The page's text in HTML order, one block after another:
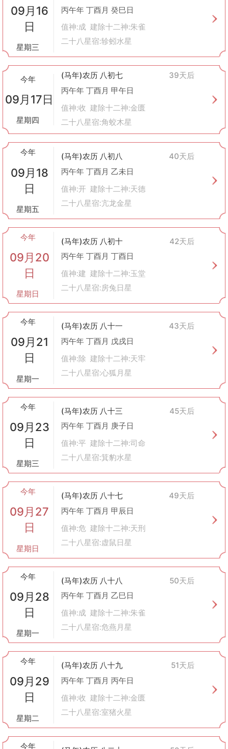
09月16
日
星期三
丙午年 丁酉月 癸巳日
值神:成 建除十二神:朱雀
二十八星宿:轸蚓水星
今年
09月17日
星期四
(马年)农历 八初七
39天后
丙午年 丁酉月 甲午日
值神:收 建除十二神:金匮
二十八星宿:角蛟木星
今年
09月18
日
星期五
(马年)农历 八初八
40天后
丙午年 丁酉月 乙未日
值神:开 建除十二神:天德
二十八星宿:亢龙金星
今年
09月20
日
星期日
(马年)农历 八初十
42天后
丙午年 丁酉月 丁酉日
值神:建 建除十二神:玉堂
二十八星宿:房兔日星
今年
09月21
日
星期一
(马年)农历 八十一
43天后
丙午年 丁酉月 戊戌日
值神:除 建除十二神:天牢
二十八星宿:心狐月星
今年
09月23
日
星期三
(马年)农历 八十三
45天后
丙午年 丁酉月 庚子日
值神:平 建除十二神:司命
二十八星宿:箕豹水星
今年
09月27
日
星期日
(马年)农历 八十七
49天后
丙午年 丁酉月 甲辰日
值神:危 建除十二神:天刑
二十八星宿:虚鼠日星
今年
09月28
日
星期一
(马年)农历 八十八
50天后
丙午年 丁酉月 乙巳日
值神:成 建除十二神:朱雀
二十八星宿:危燕月星
今年
09月29
日
星期二
(马年)农历 八十九
51天后
丙午年 丁酉月 丙午日
值神:收 建除十二神:金匮
二十八星宿:室猪火星
今年